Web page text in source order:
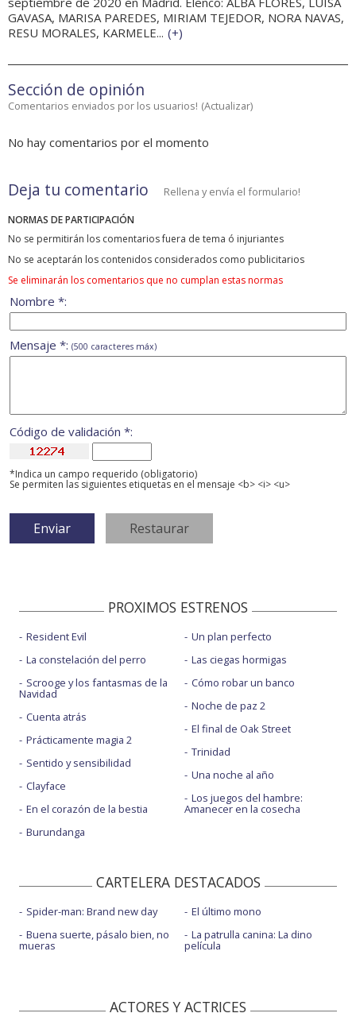
GAVASA, MARISA PAREDES, MIRIAM TEJEDOR, NORA NAVAS,
RESU MORALES, KARMELE... (+)
Sección de opinión
Comentarios enviados por los usuarios! (Actualizar)
No hay comentarios por el momento
Deja tu comentario Rellena y envía el formulario!
NORMAS DE PARTICIPACIÓN
No se permitirán los comentarios fuera de tema ó injuriantes
No se aceptarán los contenidos considerados como publicitarios
Se eliminarán los comentarios que no cumplan estas normas
Nombre *:
Mensaje *: (500 caracteres máx)
Código de validación *:
*Indica un campo requerido (obligatorio)
Se permiten las siguientes etiquetas en el mensaje <b> <i> <u>
PROXIMOS ESTRENOS
Resident Evil
La constelación del perro
Scrooge y los fantasmas de la
Navidad
Cuenta atrás
Prácticamente magia 2
Sentido y sensibilidad
Clayface
En el corazón de la bestia
Burundanga
Un plan perfecto
Las ciegas hormigas
Cómo robar un banco
Noche de paz 2
El final de Oak Street
Trinidad
Una noche al año
Los juegos del hambre:
Amanecer en la cosecha
CARTELERA DESTACADOS
Spider-man: Brand new day
Buena suerte, pásalo bien, no
mueras
El último mono
La patrulla canina: La dino
película
ACTORES Y ACTRICES